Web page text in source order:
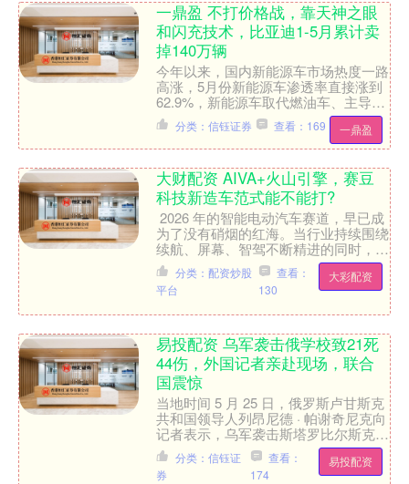
一鼎盈 不打价格战，靠天神之眼
和闪充技术，比亚迪1-5月累计卖
掉140万辆
今年以来，国内新能源车市场热度一路
高涨，5月份新能源车渗透率直接涨到
62.9%，新能源车取代燃油车、主导整
个车市，已经是板上钉钉的事。从最新
销量数据能清晰看到，....
一鼎盈
分类：信钰证券 查看：169
大财配资 AIVA+火山引擎，赛豆
科技新造车范式能不能打?
​ 2026 年的智能电动汽车赛道，早已成
为了没有硝烟的红海。当行业持续围绕
续航、屏幕、智驾不断精进的同时，一
场关于汽车物种进化底色的讨论，在雁
栖湖畔悄然推开。....
大彩配资
分类：配资炒股
平台
查看：
130
易投配资 乌军袭击俄学校致21死
44伤，外国记者亲赴现场，联合
国震惊
当地时间 5 月 25 日，俄罗斯卢甘斯克
共和国领导人列昂尼德 · 帕谢奇尼克向
记者表示，乌军袭击斯塔罗比尔斯克职
业学校的事件中，受伤人数已增至 44
人，加上....
易投配资
分类：信钰证
券
查看：
174